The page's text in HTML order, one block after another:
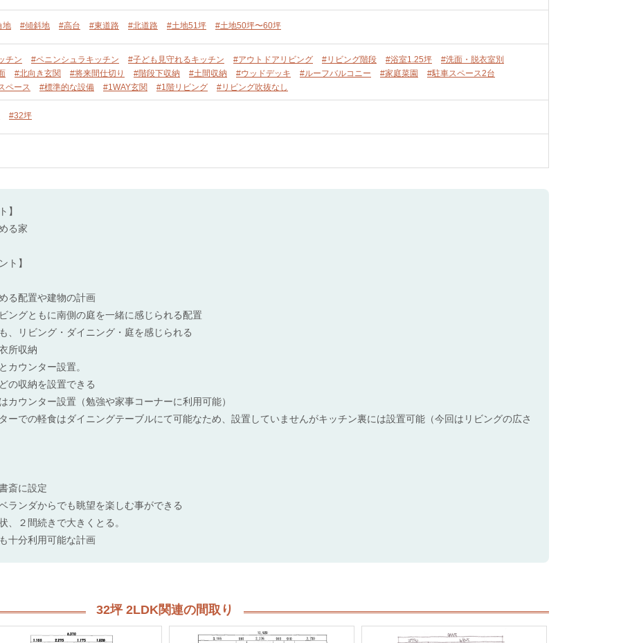
地 #傾斜地 #高台 #東道路 #北道路 #土地51坪 #土地50坪〜60坪
チン #ペニンシュラキッチン #子ども見守れるキッチン #アウトドアリビング #リビング階段 #浴室1.25坪
#洗面・脱衣室別
#北向き玄関 #将来間仕切り #階段下収納 #土間収納 #ウッドデッキ #ルーフバルコニー #家庭菜園
#駐車スペース2台
ペース
#標準的な設備 #1WAY玄関 #1階リビング #リビング吹抜なし
#32坪
】
る家
ト】
る配置や建物の計画
ングともに南側の庭を一緒に感じられる配置
、リビング・ダイニング・庭を感じられる
所収納
カウンター設置。
の収納を設置できる
カウンター設置（勉強や家事コーナーに利用可能）
ーでの軽食はダイニングテーブルにて可能なため、設置していませんがキッチン裏には設置可能（今回はリビングの広さ
斎に設定
ランダからでも眺望を楽しむ事ができる
、２間続きで大きくとる。
十分利用可能な計画
32坪 2LDK関連の間取り